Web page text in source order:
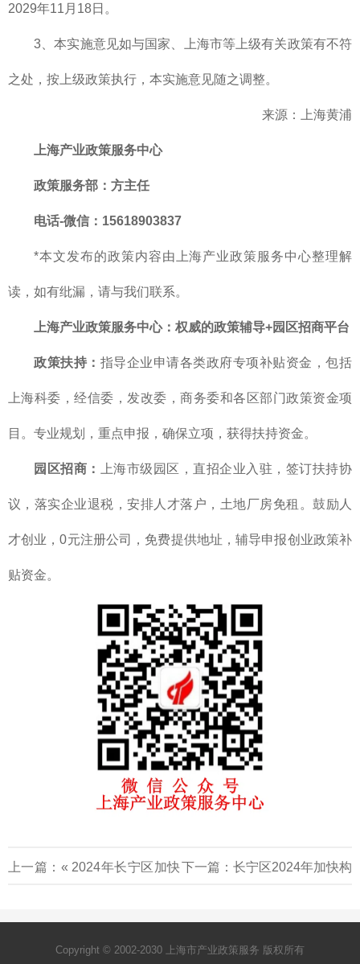
2029年11月18日。
3、本实施意见如与国家、上海市等上级有关政策有不符
之处，按上级政策执行，本实施意见随之调整。
来源：上海黄浦
上海产业政策服务中心
政策服务部 ：方主任
电话-微信：15618903837
*本文发布的政策内容由上海产业政策服务中心整理解
读，如有纰漏，请与我们联系。
上海产业政策服务中心： 权威的政策辅导+园区招商平台
政策扶持： 指导企业申请各类政府专项补贴资金，包括
上海科委，经信委，发改委，商务委和各区部门政策资金项
目。专业规划，重点申报，确保立项，获得扶持资金。
园区招商： 上海市级园区，直招企业入驻，签订扶持协
议，落实企业退税，安排人才落户，土地厂房免租。鼓励人
才创业，0元注册公司，免费提供地址，辅导申报创业政策补
贴资金。
上一篇：« 2024年长宁区加快
高质量发展航空及运输服务业
下一篇： 长宁区2024年加快构
质量发展时尚创意产业政策申
Copyright © 2002-2030 上海市产业政策服务 版权所有